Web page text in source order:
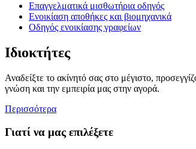
Επαγγελματικά μισθωτήρια οδηγός
Ενοικίαση αποθήκες και βιομηχανικά
Οδηγός ενοικίασης γραφείων
Ιδιοκτήτες
Αναδείξτε το ακίνητό σας στο μέγιστο,
γνώση και την εμπειρία μας στην αγορά.
Περισσότερα
Γιατί να μας επιλέξετε